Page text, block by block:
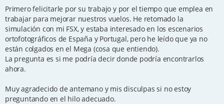
Primero felicitarle por su trabajo y por el tiempo que emplea en
trabajar para mejorar nuestros vuelos. He retomado la
simulación con mi FSX, y estaba interesado en los escenarios
ortofotográficos de España y Portugal, pero he leído que ya no
están colgados en el Mega (cosa que entiendo).
La pregunta es si me podría decir donde podría encontrarlos
ahora.
Muy agradecido de antemano y mis disculpas si no estoy
preguntando en el hilo adecuado.